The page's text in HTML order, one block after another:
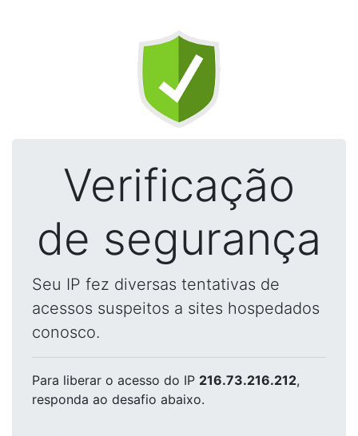
Verificação
de segurança
Seu IP fez diversas tentativas de
acessos suspeitos a sites hospedados
conosco.
Para liberar o acesso do IP 216.73.216.212,
responda ao desafio abaixo.